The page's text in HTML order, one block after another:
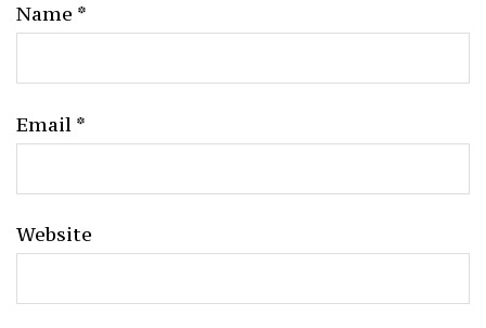
Name *
Email *
Website